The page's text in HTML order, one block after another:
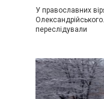
У православних
переслідували